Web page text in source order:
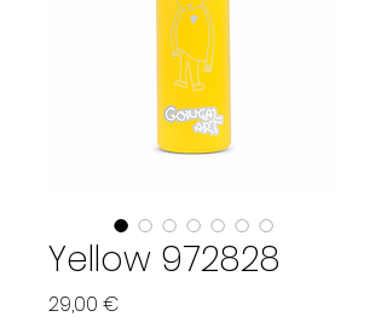
Yellow 972828
29,00 €